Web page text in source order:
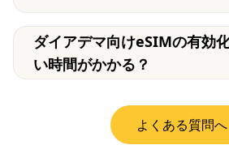
ダイアデマ向けeSIMの有効
い時間がかかる？
よくある質問へ